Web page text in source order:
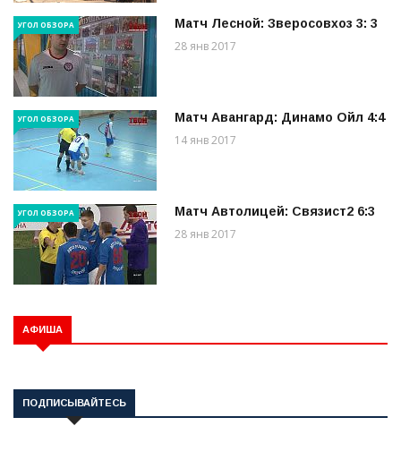
УГОЛ ОБЗОРА Матч Лесной: Зверосовхоз 3: 3
28 янв 2017
УГОЛ ОБЗОРА Матч Авангард: Динамо Ойл 4:4
14 янв 2017
УГОЛ ОБЗОРА Матч Автолицей: Связист2 6:3
28 янв 2017
АФИША
ПОДПИСЫВАЙТЕСЬ